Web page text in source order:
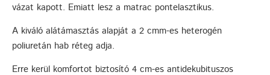
vázat kapott. Emiatt lesz a matrac pontelasztikus.
A kiváló alátámasztás alapját a 2 cmm-es heterogén
poliuretán hab réteg adja.
Erre kerül komfortot biztosító 4 cm-es antidekubituszos